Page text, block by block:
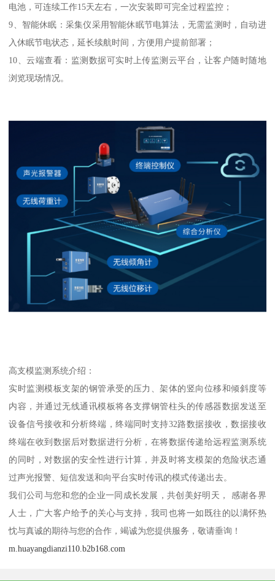
电池，可连续工作15天左右，一次安装即可完全过程监控；
9、智能休眠：采集仪采用智能休眠节电算法，无需监测时，自动进
入休眠节电状态，延长续航时间，方便用户提前部署；
10、云端查看：监测数据可实时上传监测云平台，让客户随时随地
浏览现场情况。
高支模监测系统介绍：
实时监测模板支架的钢管承受的压力、架体的竖向位移和倾斜度等
内容，并通过无线通讯模板将各支撑钢管柱头的传感器数据发送至
设备信号接收和分析终端，终端同时支持32路数据接收，数据接收
终端在收到数据后对数据进行分析，在将数据传递给远程监测系统
的同时，对数据的安全性进行计算，并及时将支模架的危险状态通
过声光报警、短信发送和向平台实时传讯的模式传递出去。
我们公司与您和您的企业一同成长发展，共创美好明天， 感谢各界
人士，广大客户给予的关心与支持，我司也将一如既往的以满怀热
忱与真诚的期待与您的合作，竭诚为您提供服务，敬请垂询！
m.huayangdianzi110.b2b168.com